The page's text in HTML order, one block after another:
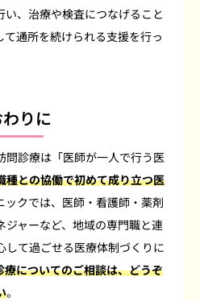
い、治療や検査につなげること
通所を続けられる支援を行っ
りに
問診療は「医師が一人で行う医
種との協働で初めて成り立つ医
ックでは、医師・看護師・薬剤
ジャーなど、地域の専門職と連
して過ごせる医療体制づくりに
療についてのご相談は、どうぞ
。